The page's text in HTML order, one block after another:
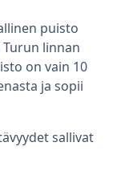
puisto
linnan
on vain 10
ja sopii
sallivat